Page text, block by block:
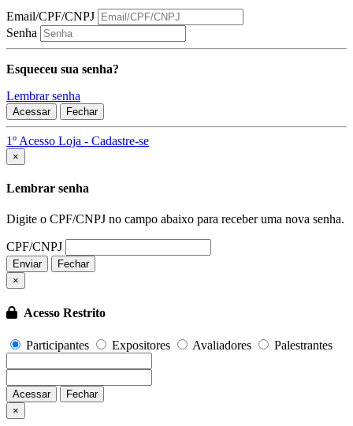
Email/CPF/CNPJ
Senha
Esqueceu sua senha?
Lembrar senha
Acessar Fechar
1º Acesso Loja - Cadastre-se
×
Lembrar senha
Digite o CPF/CNPJ no campo abaixo para receber uma nova senha.
CPF/CNPJ
Enviar
Fechar
×
Acesso Restrito
Participantes Expositores Avaliadores Palestrantes
Acessar
Fechar
×